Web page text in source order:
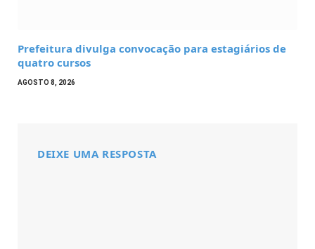
Prefeitura divulga convocação para estagiários de
quatro cursos
AGOSTO 8, 2026
DEIXE UMA RESPOSTA